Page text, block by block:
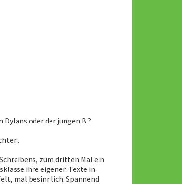
Dylans oder der jungen B.?
zum dritten Mal ein
ihre eigenen Texte in
mal besinnlich. Spannend